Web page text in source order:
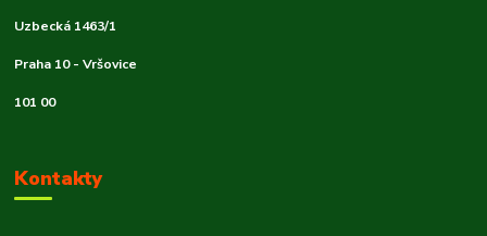
Uzbecká 1463/1
Praha 10 - Vršovice
101 00
Kontakty